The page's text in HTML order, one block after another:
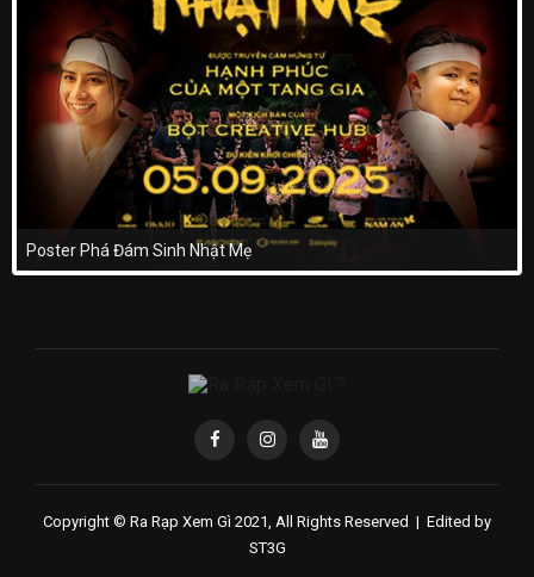
Poster Phá Đám Sinh Nhật Mẹ
Copyright © Ra Rạp Xem Gì 2021, All Rights Reserved | Edited by
ST3G